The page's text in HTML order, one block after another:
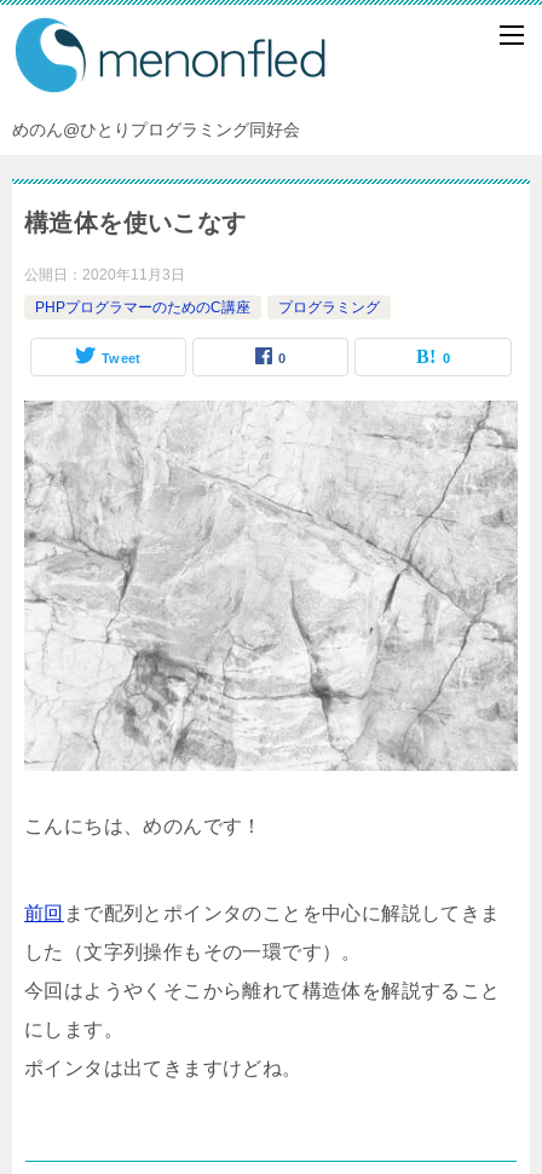
めのん@ひとりプログラミング同好会
構造体を使いこなす
公開日： 2020年11月3日
PHPプログラマーのためのC講座
プログラミング
Tweet 0 0
こんにちは、めのんです！
前回 まで配列とポインタのことを中心に解説してきま
した（文字列操作もその一環です）。
今回はようやくそこから離れて構造体を解説すること
にします。
ポインタは出てきますけどね。